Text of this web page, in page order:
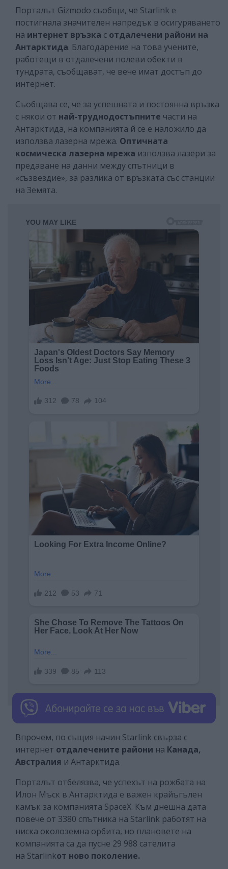
Порталът Gizmodo съобщи, че Starlink е
постигнала значителен напредък в осигуряването
на интернет връзка с отдалечени райони на
Антарктида. Благодарение на това учените,
работещи в отдалечени полеви обекти в
тундрата, съобщават, че вече имат достъп до
интернет.
Съобщава се, че за успешната и постоянна връзка
с някои от най-труднодостъпните части на
Антарктида, на компанията й се е наложило да
използва лазерна мрежа. Оптичната
космическа лазерна мрежа използва лазери за
предаване на данни между спътници в
«съзвездие», за разлика от връзката със станции
на Земята.
Впрочем, по същия начин Starlink свърза с
интернет отдалечените райони на Канада,
Австралия и Антарктида.
Порталът отбелязва, че успехът на рожбата на
Илон Мъск в Антарктида е важен крайъгълен
камък за компанията SpaceX. Към днешна дата
повече от 3380 спътника на Starlink работят на
ниска околоземна орбита, но плановете на
компанията са да пусне 29 988 сателита
на Starlinkот ново поколение.